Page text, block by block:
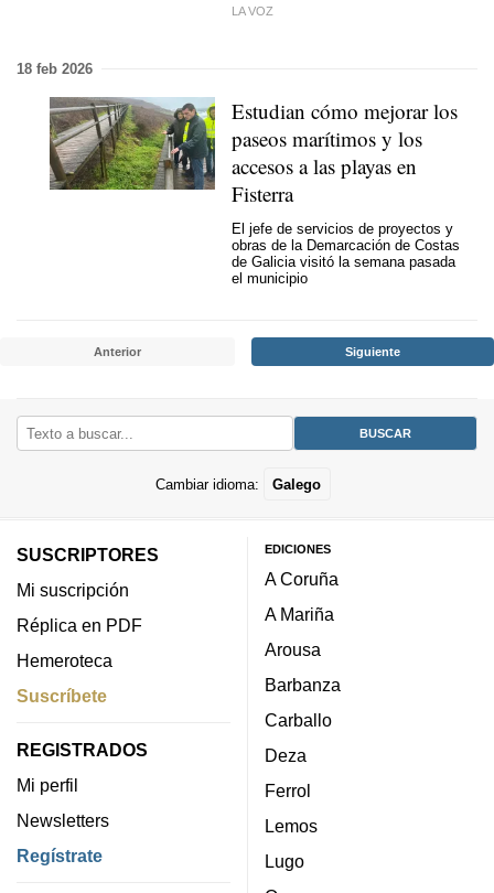
LA VOZ
18 feb 2026
Estudian cómo mejorar los
paseos marítimos y los
accesos a las playas en
Fisterra
El jefe de servicios de proyectos y
obras de la Demarcación de Costas
de Galicia visitó la semana pasada
el municipio
Anterior Siguiente
Cambiar idioma: Galego
SUSCRIPTORES
Mi suscripción
Réplica en PDF
Hemeroteca
Suscríbete
REGISTRADOS
Mi perfil
Newsletters
Regístrate
EDICIONES
A Coruña
A Mariña
Arousa
Barbanza
Carballo
Deza
Ferrol
Lemos
Lugo